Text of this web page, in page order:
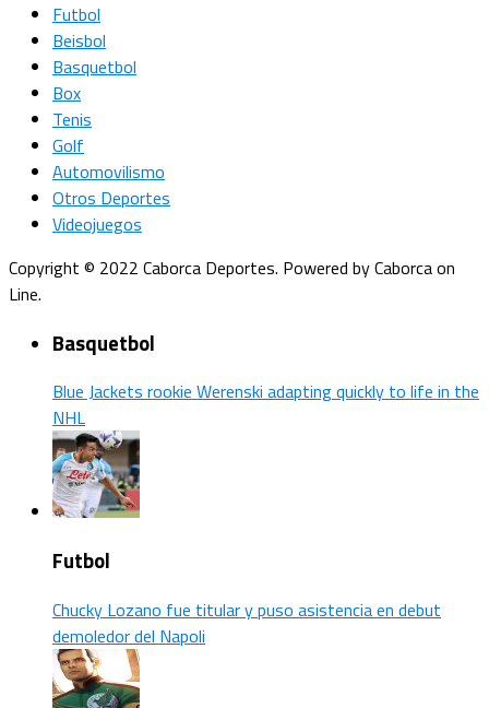
Futbol
Beisbol
Basquetbol
Box
Tenis
Golf
Automovilismo
Otros Deportes
Videojuegos
Copyright © 2022 Caborca Deportes. Powered by Caborca on
Line.
Basquetbol
Blue Jackets rookie Werenski adapting quickly to life in the
NHL
Futbol
Chucky Lozano fue titular y puso asistencia en debut
demoledor del Napoli